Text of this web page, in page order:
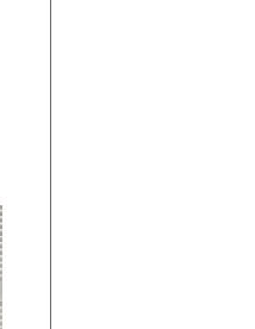
di
I
Vespri